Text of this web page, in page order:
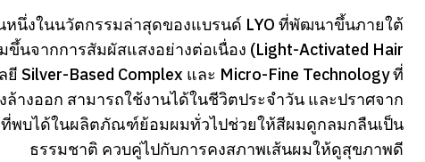
หนึ่งในนวัตกรรมล่าสุดของแบรนด์ LYO ที่พัฒนาขึ้นภายใต้
นจากการสัมผัสแสงอย่างต่อเนื่อง (Light-Activated Hair
Silver-Based Complex และ Micro-Fine Technology ที่
งออก สามารถใช้งานได้ในชีวิตประจำวัน และปราศจาก
ที่พบได้ในผลิตภัณฑ์ย้อมผมทั่วไปช่วยให้สีผมดูกลมกลืนเป็น
ธรรมชาติ ควบคู่ไปกับการคงสภาพเส้นผมให้ดูสุขภาพดี